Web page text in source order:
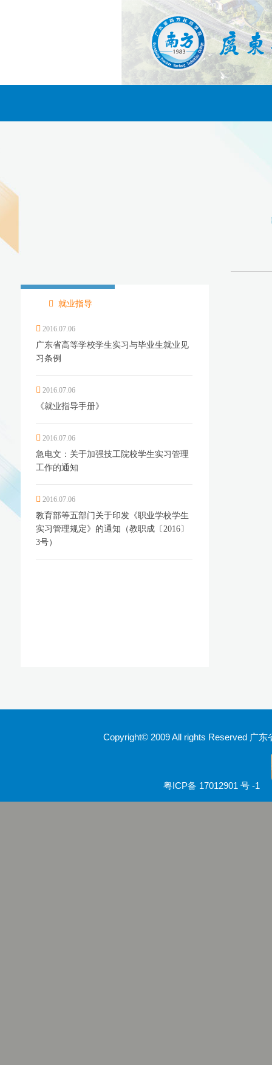
就业指导
2016.07.06
广东省高等学校学生实习与毕业生就业见
习条例
2016.07.06
《就业指导手册》
2016.07.06
急电文：关于加强技工院校学生实习管理
工作的通知
2016.07.06
教育部等五部门关于印发《职业学校学生
实习管理规定》的通知（教职成〔2016〕
3号）
Copyright© 2009 All rights Reserved 广
粤ICP备 17012901 号 -1